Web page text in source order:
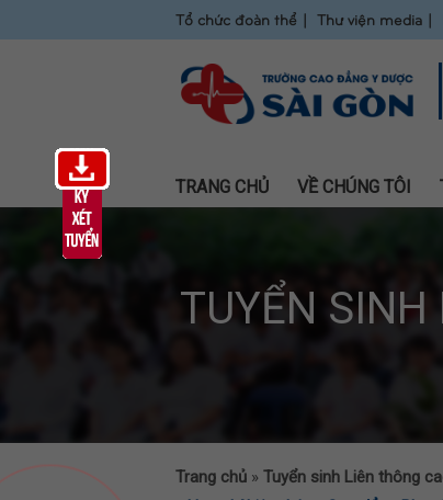
Tổ chức đoàn thể Thư viện media
TRANG CHỦ VỀ CHÚNG TÔI
TUYỂN
Trang chủ » Tuyển sinh Liên thông